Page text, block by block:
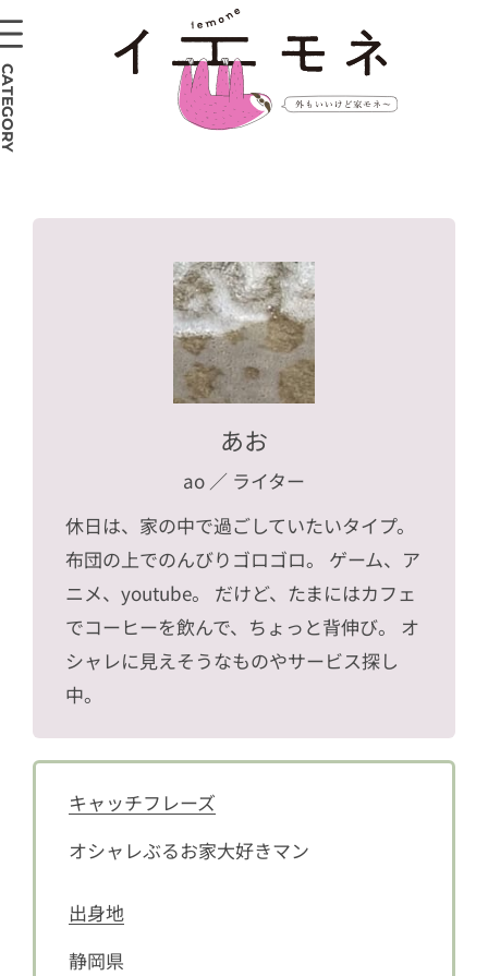
あお
ao ／ ライター
休日は、家の中で過ごしていたいタイプ。
布団の上でのんびりゴロゴロ。 ゲーム、ア
ニメ、youtube。 だけど、たまにはカフェ
でコーヒーを飲んで、ちょっと背伸び。 オ
シャレに見えそうなものやサービス探し
中。
キャッチフレーズ
オシャレぶるお家大好きマン
出身地
静岡県